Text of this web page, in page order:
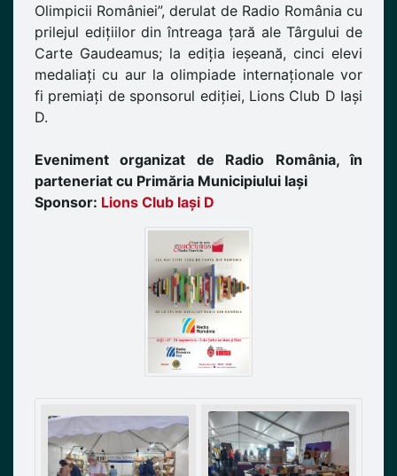
Olimpicii României”, derulat de Radio România cu
prilejul edițiilor din întreaga țară ale Târgului de
Carte Gaudeamus; la ediția ieșeană, cinci elevi
medaliați cu aur la olimpiade internaționale vor
fi premiați de sponsorul ediției, Lions Club D Iași
D.
Eveniment organizat de Radio România, în
parteneriat cu Primăria Municipiului Iași
Sponsor: Lions Club Iași D